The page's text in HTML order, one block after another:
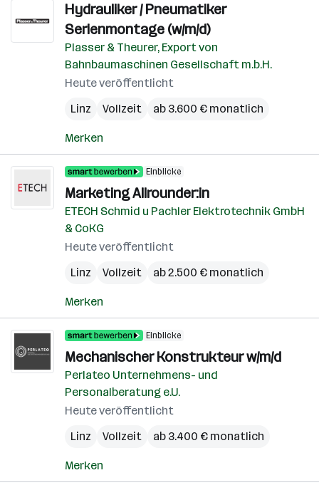
Hydrauliker / Pneumatiker
Serienmontage (w/m/d)
Plasser & Theurer, Export von
Bahnbaumaschinen Gesellschaft m.b.H.
Heute veröffentlicht
Linz
Vollzeit ab 3.600 € monatlich
Merken
Einblicke
Marketing Allrounder:in
ETECH Schmid u Pachler Elektrotechnik GmbH
& CoKG
Heute veröffentlicht
Linz
Vollzeit ab 2.500 € monatlich
Merken
Einblicke
Mechanischer Konstrukteur w/m/d
Perlateo Unternehmens- und
Personalberatung e.U.
Heute veröffentlicht
Linz
Vollzeit ab 3.400 € monatlich
Merken